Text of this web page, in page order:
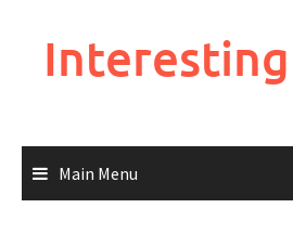
Main Menu